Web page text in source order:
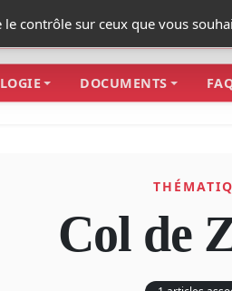
contrôle sur ceux que vous
DOCUMENTS
Col de